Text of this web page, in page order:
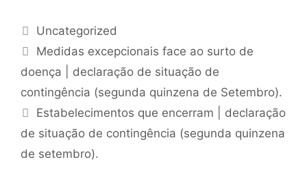
Uncategorized
Medidas excepcionais face ao surto de
doença | declaração de situação de
contingência (segunda quinzena de Setembro).
Estabelecimentos que encerram | declaração
de situação de contingência (segunda quinzena
de setembro).